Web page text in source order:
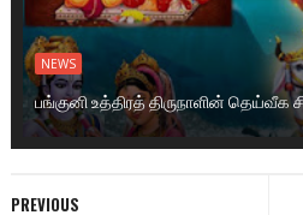
NEWS
பங்குனி உத்திரத் திருநாளின் தெய்வீக
PREVIOUS